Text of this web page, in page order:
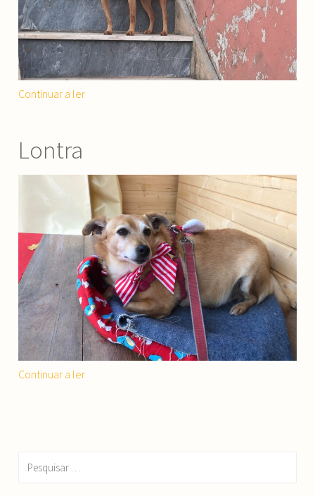
Continuar a ler“Thor”
Lontra
Continuar a ler“Lontra”